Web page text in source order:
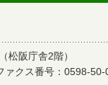
松阪庁舎2階）
ァクス番号：0598-